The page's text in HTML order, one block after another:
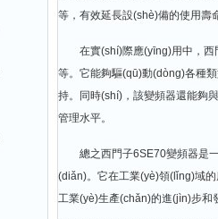
等，有效延長設(shè)備的使用壽命
在實(shí)際應(yīng)用中，西門子
等。它能夠驅(qū)動(dòng)各種類型
持。同時(shí)，該變頻器還能
管理水平。
總之西門子6SE70變頻器是一款
(diǎn)。它在工業(yè)領(lǐng)域的應
工業(yè)生產(chǎn)的進(jìn)步和發